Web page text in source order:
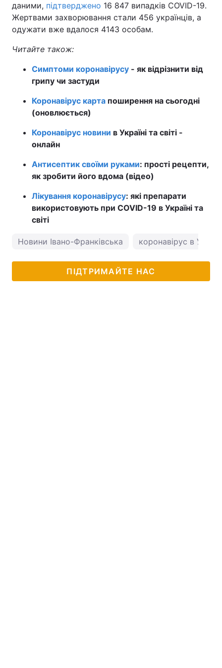
даними, підтверджено 16 847 випадків COVID-19.
Жертвами захворювання стали 456 українців, а
одужати вже вдалося 4143 особам.
Читайте також:
Симптоми коронавірусу - як відрізнити від
грипу чи застуди
Коронавірус карта поширення на сьогодні
(оновлюється)
Коронавірус новини в Україні та світі -
онлайн
Антисептик своїми руками: прості рецепти,
як зробити його вдома (відео)
Лікування коронавірусу: які препарати
використовують при COVID-19 в Україні та
світі
Новини Івано-Франківська коронавірус в
ПІДТРИМАЙТЕ НАС